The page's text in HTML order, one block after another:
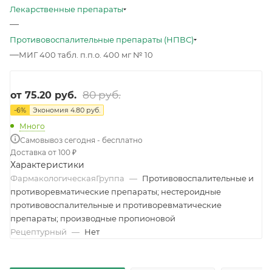
Лекарственные препараты
—
Противовоспалительные препараты (НПВС)
—МИГ 400 табл. п.п.о. 400 мг № 10
от 75.20 руб. 80 руб.
-6% Экономия 4.80 руб.
Много
Самовывоз сегодня - бесплатно
Доставка от 100 ₽
Характеристики
ФармакологическаяГруппа — Противовоспалительные и
противоревматические препараты; нестероидные
противовоспалительные и противоревматические
препараты; производные пропионовой
Рецептурный — Нет